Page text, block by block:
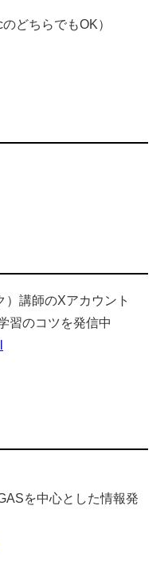
どちらでもOK）
講師のXアカウント
習のコツを発信中
を中心とした情報発